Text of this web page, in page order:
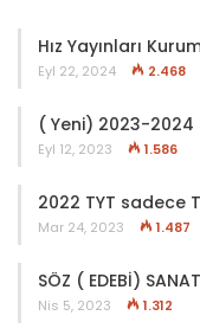
Hız Yayınları
Eyl 22, 2024 2.468
( Yeni) 2023-2024
Eyl 12, 2023 1.586
2022 TYT sadece
Mar 24, 2023 1.487
SÖZ ( EDEBİ)
Nis 5, 2023 1.312